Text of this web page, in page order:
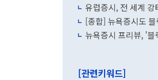
유럽증시, 전 세계
[종합] 뉴욕증시도
뉴욕증시 프리뷰, '
[관련키워드]